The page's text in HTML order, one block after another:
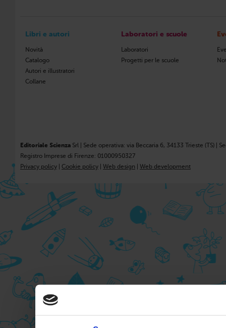
Libri e autori
Novità
Catalogo
Autori e illustratori
Collane
Laboratori e scuole
Laboratori
Progetti per le scuole
Editoriale Scienza Srl | Sede operativa: via Beccaria 6, 34133 Trieste (TS) |
Registro Imprese di Firenze: 01000950327
Privacy policy
Cookie policy Web design Web development